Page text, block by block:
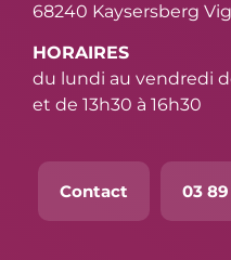
68240 Kaysersberg
HORAIRES
du lundi au vendredi
et de 13h30 à 16h30
Contact 03 89